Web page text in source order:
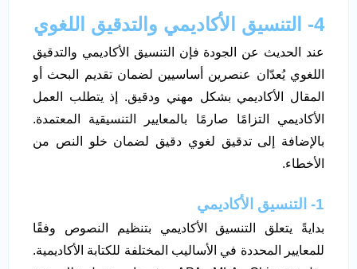
4- التنسيق الأكاديمي والتدقيق اللغوي
عند الحديث عن الجودة فإن التنسيق الأكاديمي والتدقيق
اللغوي يُعدّان عنصرين أساسيين لضمان تقديم البحث أو
المقال الأكاديمي بشكل مهني ودقيق. إذ يتطلب العمل
الأكاديمي التزامًا صارمًا بالمعايير التنسيقية المعتمدة.
بالإضافة إلى تدقيق لغوي دقيق لضمان خلو النص من
الأخطاء.
1- التنسيق الأكاديمي
بدايةً يتعلق التنسيق الأكاديمي بتنظيم النصوص وفقًا
للمعايير المحددة في الأساليب المختلفة للكتابة الأكاديمية.